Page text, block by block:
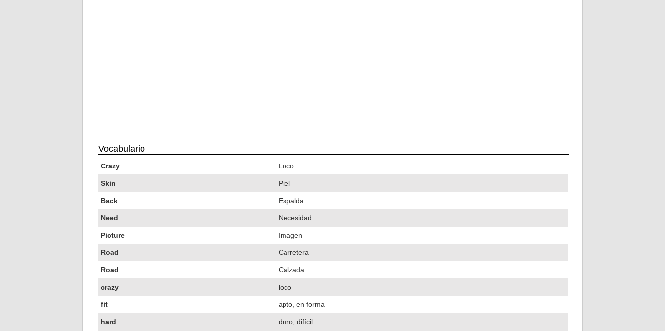
Vocabulario
Crazy Loco
Skin Piel
Back Espalda
Need Necesidad
Picture Imagen
Road Carretera
Road Calzada
crazy loco
fit apto, en forma
hard duro, difícil